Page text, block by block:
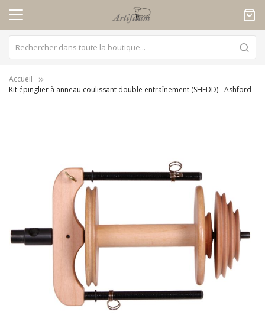
Accueil
Kit épinglier à anneau coulissant double entraînement (SHFDD) - Ashford